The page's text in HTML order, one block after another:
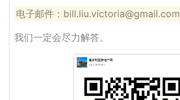
电子邮件：bill.liu.victoria@gmail.com
我们一定会尽力解答。